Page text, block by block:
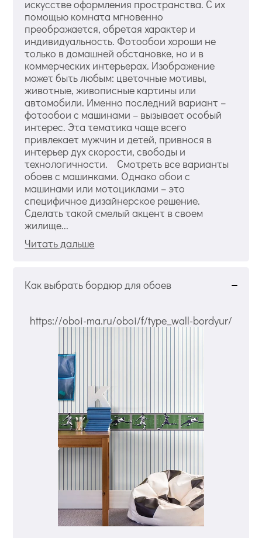
искусстве оформления пространства. С их
помощью комната мгновенно
преображается, обретая характер и
индивидуальность. Фотообои хороши не
только в домашней обстановке, но и в
коммерческих интерьерах. Изображение
может быть любым: цветочные мотивы,
животные, живописные картины или
автомобили. Именно последний вариант –
фотообои с машинами – вызывает особый
интерес. Эта тематика чаще всего
привлекает мужчин и детей, привнося в
интерьер дух скорости, свободы и
технологичности. Смотреть все варианты
обоев с машинками. Однако обои с
машинами или мотоциклами – это
специфичное дизайнерское решение.
Сделать такой смелый акцент в своем
жилище...
Читать дальше
Как выбрать бордюр для обоев
https://oboi-ma.ru/oboi/f/type_wall-bordyur/